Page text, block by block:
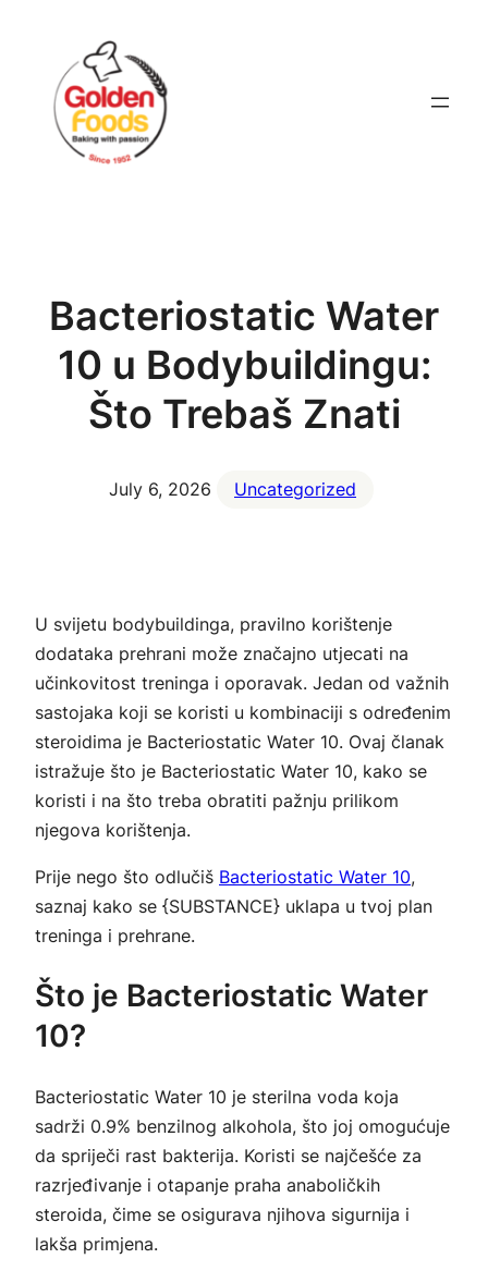
content
Bacteriostatic Water
10 u Bodybuildingu:
Što Trebaš Znati
July 6, 2026 Uncategorized
U svijetu bodybuildinga, pravilno korištenje
dodataka prehrani može značajno utjecati na
učinkovitost treninga i oporavak. Jedan od važnih
sastojaka koji se koristi u kombinaciji s određenim
steroidima je Bacteriostatic Water 10. Ovaj članak
istražuje što je Bacteriostatic Water 10, kako se
koristi i na što treba obratiti pažnju prilikom
njegova korištenja.
Prije nego što odlučiš Bacteriostatic Water 10,
saznaj kako se {SUBSTANCE} uklapa u tvoj plan
treninga i prehrane.
Što je Bacteriostatic Water
10?
Bacteriostatic Water 10 je sterilna voda koja
sadrži 0.9% benzilnog alkohola, što joj omogućuje
da spriječi rast bakterija. Koristi se najčešće za
razrjeđivanje i otapanje praha anaboličkih
steroida, čime se osigurava njihova sigurnija i
lakša primjena.